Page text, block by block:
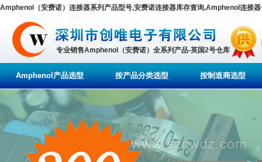
Amphenol（安费诺）连接器系列产品型号,安费诺连接器库存查询,Amphenol连接
专业销售Amphenol（安费诺）全系列产品-英国2号仓库
Amphenol产品选型 按产品分类选型 按制造商选型